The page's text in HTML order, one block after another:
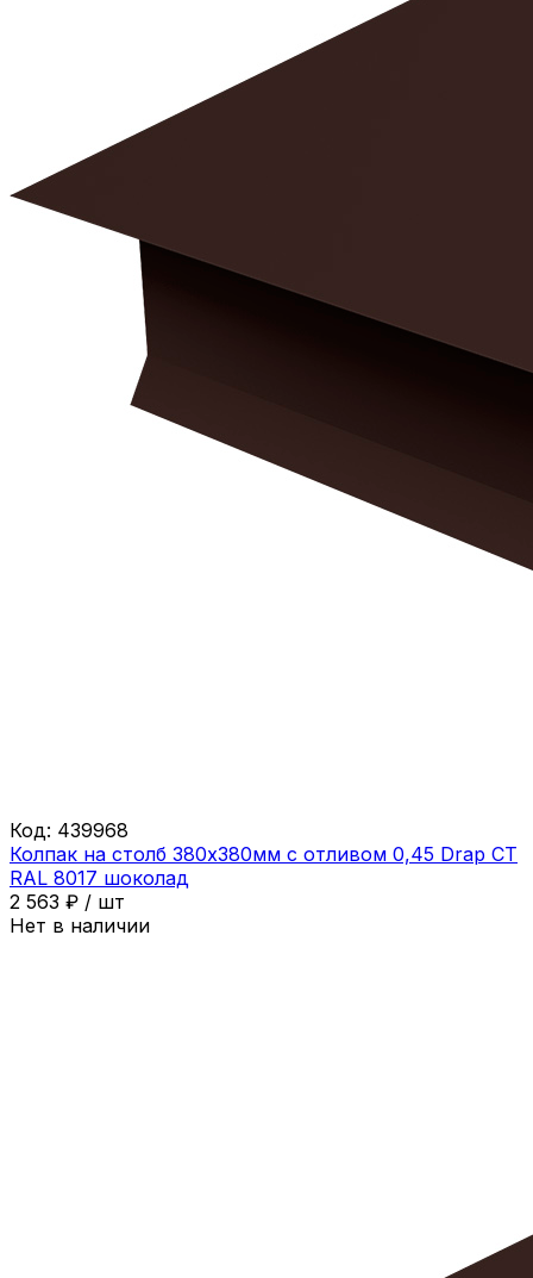
Код: 439968
Колпак на столб 380х380мм с отливом 0,45 Drap СТ
RAL 8017 шоколад
2 563 ₽ / шт
Нет в наличии